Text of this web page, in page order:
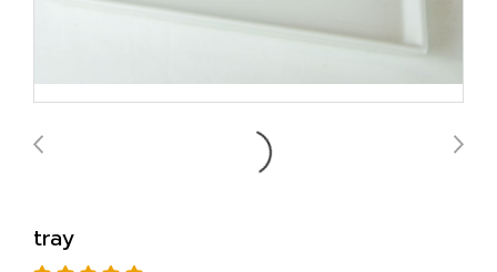
tray